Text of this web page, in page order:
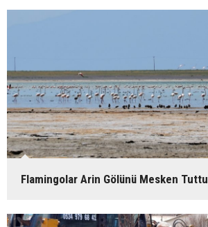
Flamingolar Arin Gölünü Mesken Tuttu